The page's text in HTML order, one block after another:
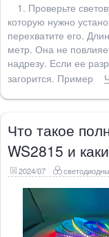
1. Проверьте
которую нужно
перехватите его.
метр. Она не
надрезу. Если ее
загорится. Пример
Что такое
WS2815 и
2024/07